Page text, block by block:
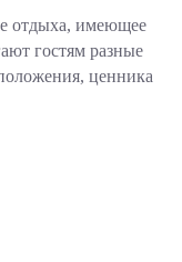
отдыха, имеющее
гостям разные
ценника